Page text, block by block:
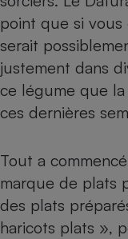
point que si vous
serait
justement dans
ce légume que
ces dernières
Tout a
marque de plats
des plats
haricots plats »,